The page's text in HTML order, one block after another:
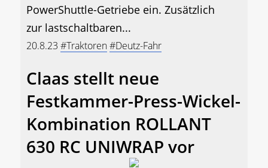
PowerShuttle-Getriebe ein. Zusätzlich
zur lastschaltbaren...
20.8.23 #Traktoren#Deutz-Fahr
Claas stellt neue
Festkammer-Press-Wickel-
Kombination ROLLANT
630 RC UNIWRAP vor